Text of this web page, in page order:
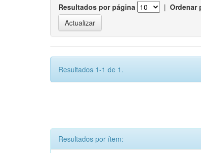
Resultados por página | Ordenar
Resultados 1-1 de 1.
Resultados por ítem: